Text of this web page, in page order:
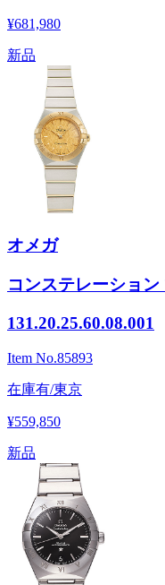
¥681,980
新品
オメガ
コンステレーショ
131.20.25.60.08.001
Item No.85893
在庫有/東京
¥559,850
新品